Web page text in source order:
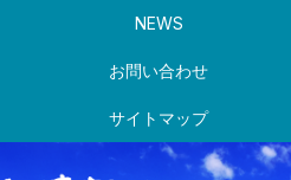
NEWS
お問い合わせ
サイトマップ